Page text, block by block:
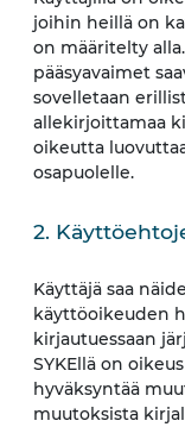
joihin heillä on
on määritelty
pääsyavaimet
sovelletaan
allekirjoittamaa
oikeutta
osapuolelle.
2.
Käyttäjä saa
käyttöoikeuden
kirjautuessaan
SYKEllä on
hyväksyntää
muutoksista